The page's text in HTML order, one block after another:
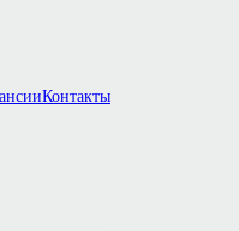
Контакты